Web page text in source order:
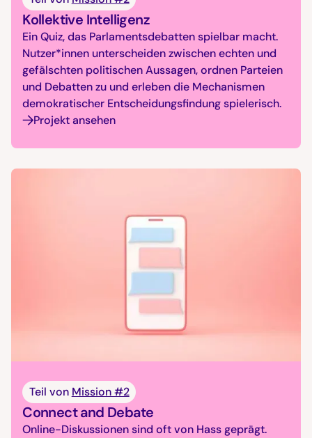
Kollektive Intelligenz
Ein Quiz, das Parlamentsdebatten spielbar macht.
Nutzer*innen unterscheiden zwischen echten und
gefälschten politischen Aussagen, ordnen Parteien
und Debatten zu und erleben die Mechanismen
demokratischer Entscheidungsfindung spielerisch.
Projekt ansehen
Teil von Mission #2
Connect and Debate
Online-Diskussionen sind oft von Hass geprägt.